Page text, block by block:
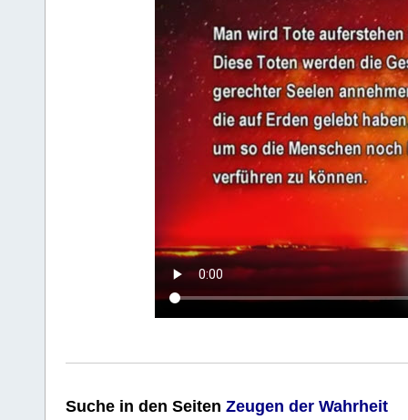
Suche in den Seiten Zeugen der Wahrheit